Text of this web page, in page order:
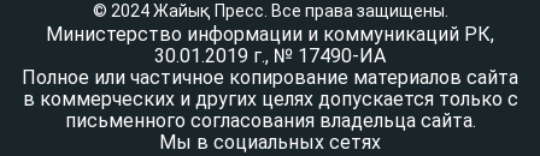
© 2024 Жайық Пресс. Все права защищены.
Министерство информации и коммуникаций РК,
30.01.2019 г., № 17490-ИА
Полное или частичное копирование материалов сайта
в коммерческих и других целях допускается только с
письменного согласования владельца сайта.
Мы в социальных сетях